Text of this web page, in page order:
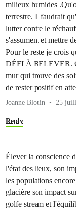
milieux humides
terrestre. Il faudrait
lutter contre le
s'assument et mettre
Pour le reste je crois
DÉFI À RELEVER.
mur qui trouve des
de rester positif en
Joanne Blouin 25
Reply
Élever la conscience
l'état des lieux, son
les populations
glacière son impact
golfe stream et